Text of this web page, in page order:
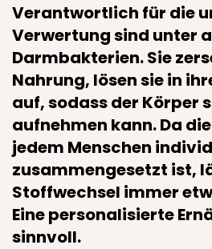
Verantwortlich für die
Verwertung sind unter
Darmbakterien. Sie
Nahrung, lösen sie in
auf, sodass der Körper
aufnehmen kann. Da
jedem Menschen
zusammengesetzt ist,
Stoffwechsel immer
Eine personalisierte
sinnvoll.